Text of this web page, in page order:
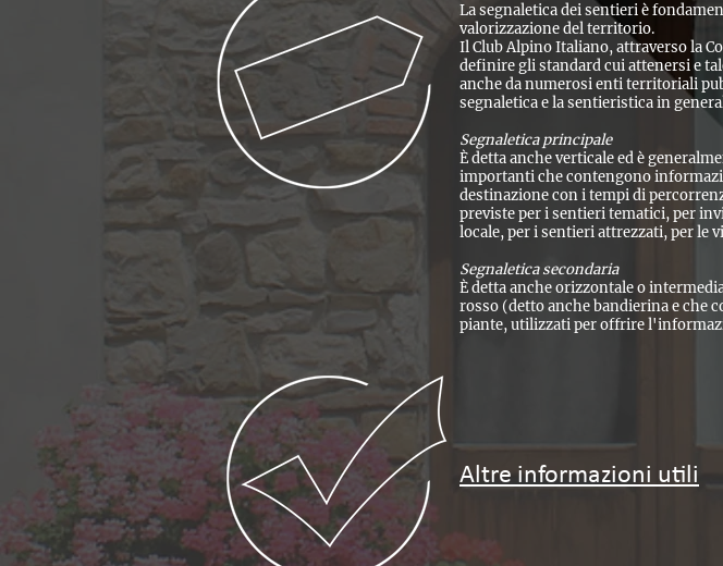
La segnaletica dei sentieri è
valorizzazione del territorio.
Il Club Alpino Italiano, attraverso la
definire gli standard cui attenersi e
anche da numerosi enti territoriali
segnaletica e la sentieristica in
Segnaletica principale
È detta anche verticale ed è
importanti che contengono
destinazione con i tempi di
previste per i sentieri tematici, per
locale, per i sentieri attrezzati, per le
Segnaletica secondaria
È detta anche orizzontale o
rosso (detto anche bandierina e che
piante, utilizzati per offrire
Altre informazioni utili